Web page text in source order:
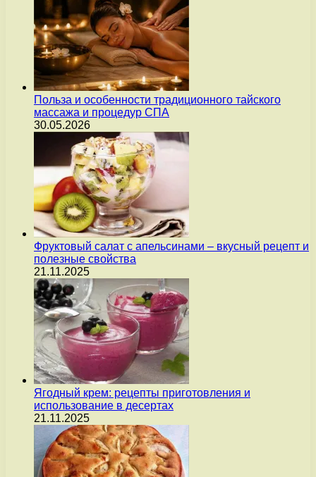
Польза и особенности традиционного тайского
массажа и процедур СПА
30.05.2026
Фруктовый салат с апельсинами – вкусный рецепт и
полезные свойства
21.11.2025
Ягодный крем: рецепты приготовления и
использование в десертах
21.11.2025